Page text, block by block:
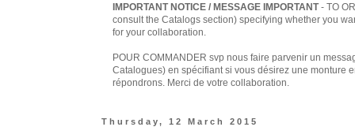
IMPORTANT NOTICE / MESSAGE IMPORTANT- TO
consult the Catalogs section) specifying whether you
for your collaboration.
POUR COMMANDER svp nous faire parvenir un
Catalogues) en spécifiant si vous désirez une monture
répondrons. Merci de votre collaboration.
Thursday, 12 March 2015